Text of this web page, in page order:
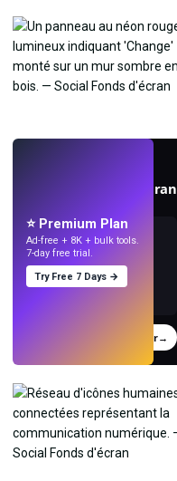
Créez des fonds d'écran
Essayer→
⭐ Premium Plan
Ad-free + 8K + bulk tools.
7-day free trial.
Try Free 7 Days →